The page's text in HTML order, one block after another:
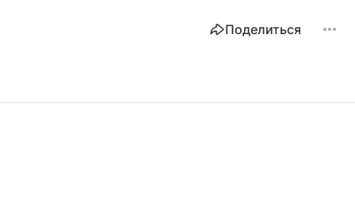
Поделиться